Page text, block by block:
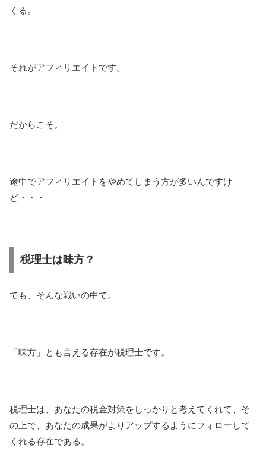
くる。
それがアフィリエイトです。
だからこそ。
途中でアフィリエイトをやめてしまう方が多いんですけ
ど・・・
税理士は味方？
でも、そんな戦いの中で。
「味方」とも言える存在が税理士です。
税理士は、あなたの税金対策をしっかりと考えてくれて、そ
の上で、あなたの成果がよりアップするようにフォローして
くれる存在である。